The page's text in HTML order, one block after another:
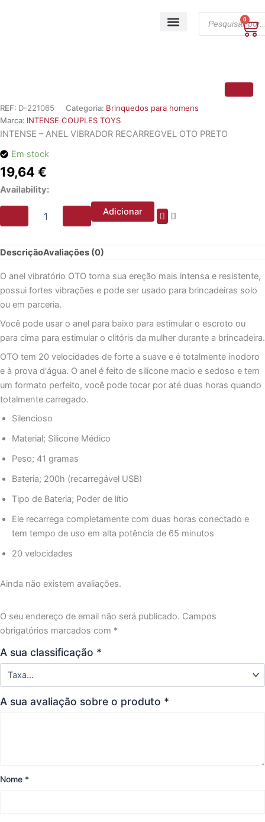
search
0
REF: D-221065 Categoria: Brinquedos para homens
Marca: INTENSE COUPLES TOYS
INTENSE – ANEL VIBRADOR RECARREGVEL OTO PRETO
Em stock
19,64 €
Availability:Quantidade
INTENSE
-
VIBRADOR
RECARREGVEL
OTO
PRETO
Adicionar
DescriçãoAvaliações (0)
O anel vibratório OTO torna sua ereção mais intensa e resistente,
possui fortes vibrações e pode ser usado para brincadeiras solo
ou em parceria.
Você pode usar o anel para baixo para estimular o escroto ou
para cima para estimular o clitóris da mulher durante a brincadeira.
OTO tem 20 velocidades de forte a suave e é totalmente inodoro
e à prova d'água. O anel é feito de silicone macio e sedoso e tem
um formato perfeito, você pode tocar por até duas horas quando
totalmente carregado.
Silencioso
Material; Silicone Médico
Peso; 41 gramas
Bateria; 200h (recarregável USB)
Tipo de Bateria; Poder de lítio
Ele recarrega completamente com duas horas conectado e
tem tempo de uso em alta potência de 65 minutos
20 velocidades
Ainda não existem avaliações.
O seu endereço de email não será publicado. Campos
obrigatórios marcados com *
A sua classificação *
A sua avaliação sobre o produto *
Nome *